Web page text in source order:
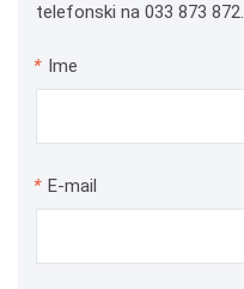
telefonski na 033 873 872.
* Ime
* E-mail